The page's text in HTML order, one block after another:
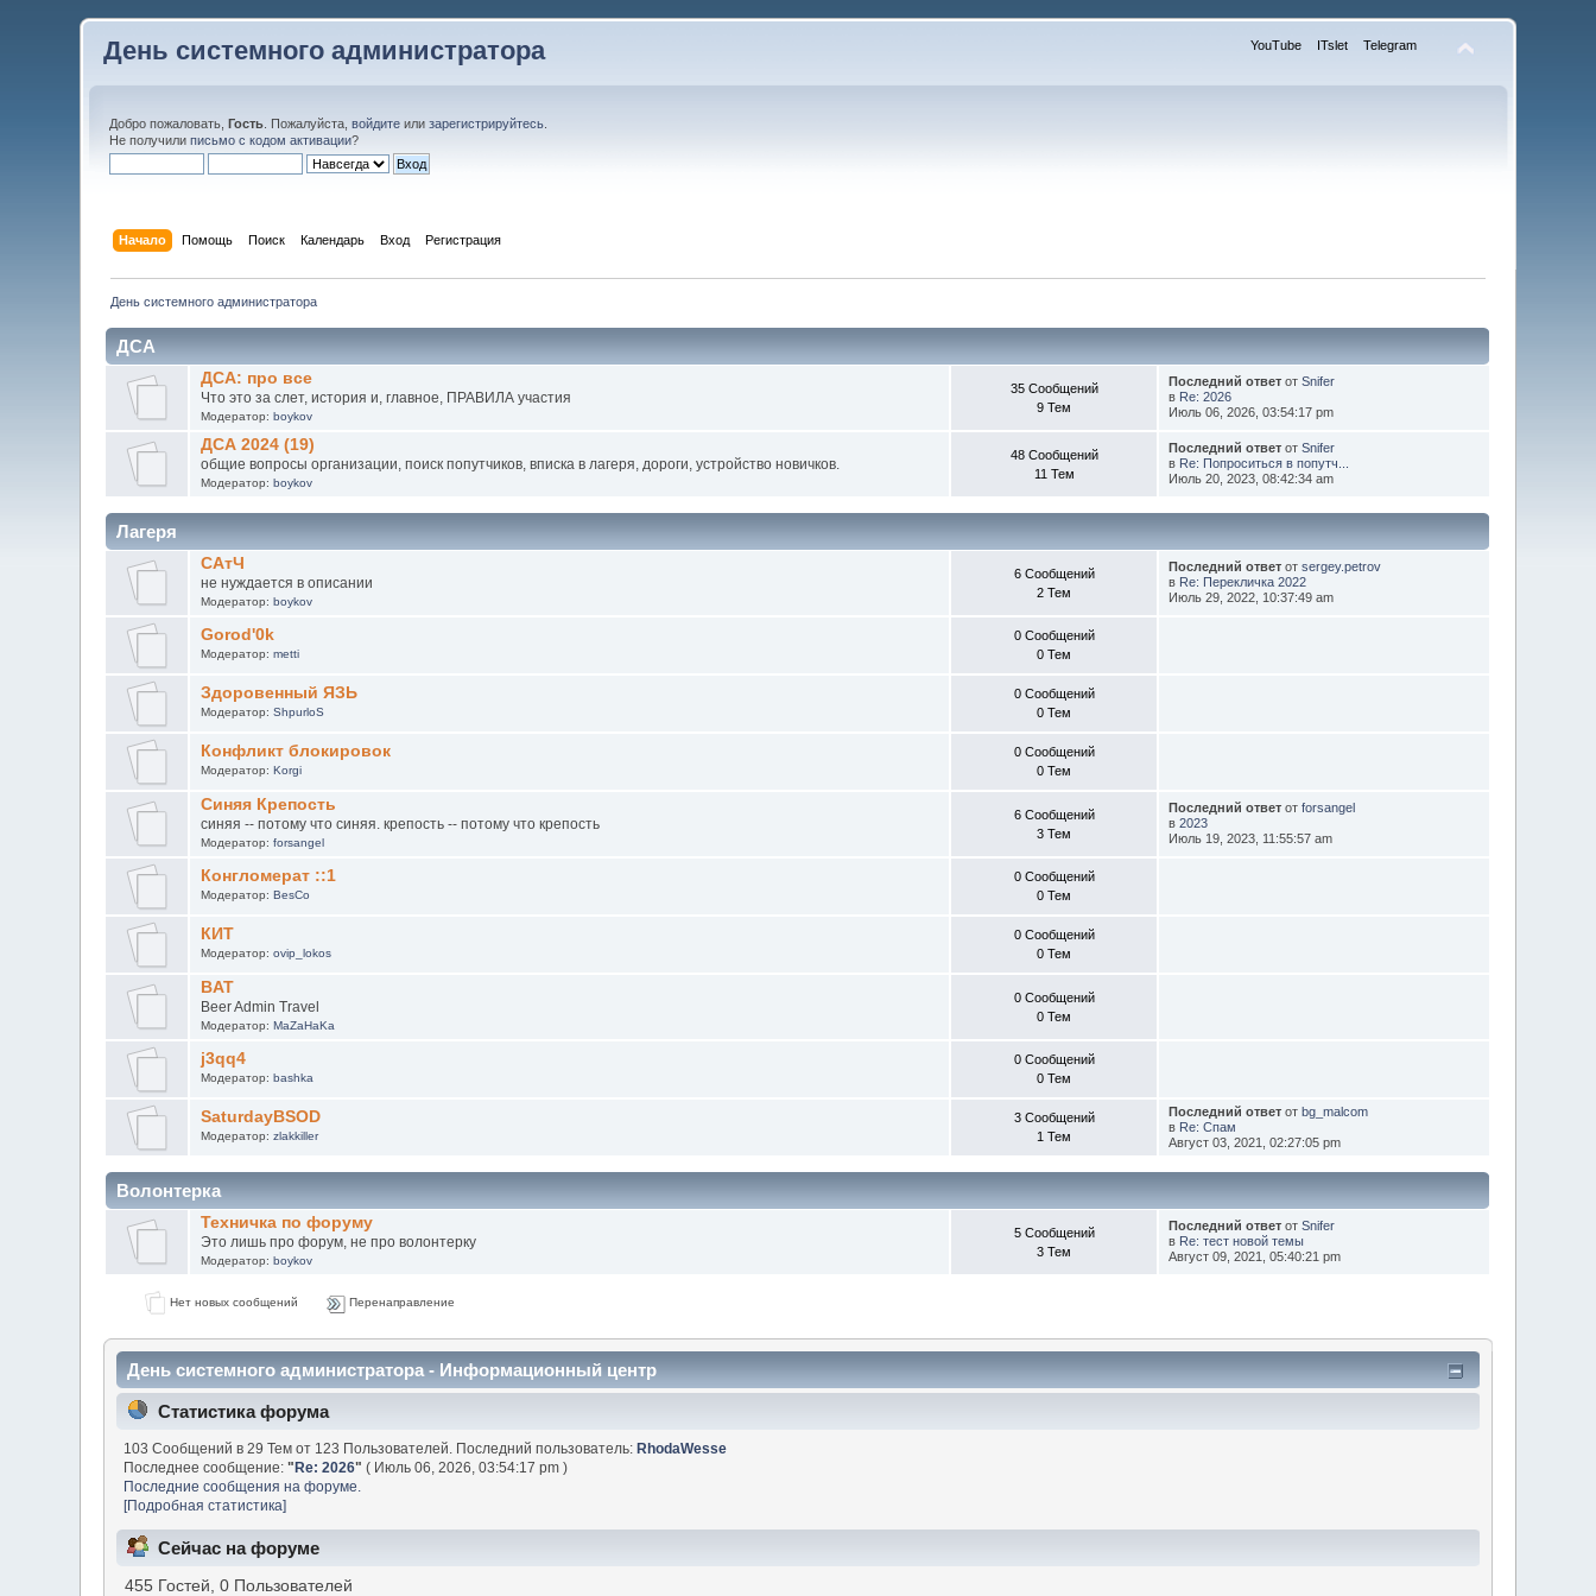
День системного администратора YouTube ITslet Telegram
Добро пожаловать,Гость . Пожалуйста,войдите илизарегистрируйтесь
Не получилиписьмо с кодом активации?
Начало Помощь Поиск Календарь Вход Регистрация
День системного администратора
ДСА
ДСА: про все
Что это за слет, история и, главное, ПРАВИЛА участия
Модератор: boykov
35 Сообщений
9 Тем
Последний ответот Snifer
в Re: 2026
Июль 06, 2026, 03:54:17 pm
ДСА 2024 (19)
общие вопросы организации, поиск попутчиков, вписка в лагеря, дороги, устройство новичков.
Модератор: boykov
48 Сообщений
11 Тем
Последний ответот Snifer
в Re: Попроситься в попутч...
Июль 20, 2023, 08:42:34 am
Лагеря
САтЧ
не нуждается в описании
Модератор: boykov
6 Сообщений
2 Тем
Последний ответот sergey.petrov
в Re: Перекличка 2022
Июль 29, 2022, 10:37:49 am
Gorod'0k
Модератор: metti
0 Сообщений
0 Тем
Здоровенный ЯЗЬ
Модератор: ShpurloS
0 Сообщений
0 Тем
Конфликт блокировок
Модератор: Korgi
0 Сообщений
0 Тем
Синяя Крепость
синяя -- потому что синяя. крепость -- потому что крепость
Модератор: forsangel
6 Сообщений
3 Тем
Последний ответот forsangel
в 2023
Июль 19, 2023, 11:55:57 am
Конгломерат ::1
Модератор: BesCo
0 Сообщений
0 Тем
КИТ
Модератор: ovip_lokos
0 Сообщений
0 Тем
BAT
Beer Admin Travel
Модератор: MaZaHaKa
0 Сообщений
0 Тем
j3qq4
Модератор: bashka
0 Сообщений
0 Тем
SaturdayBSOD
Модератор: zlakkiller
3 Сообщений
1 Тем
Последний ответот bg_malcom
в Re: Спам
Август 03, 2021, 02:27:05 pm
Волонтерка
Техничка по форуму
Это лишь про форум, не про волонтерку
Модератор: boykov
5 Сообщений
3 Тем
Последний ответот Snifer
в Re: тест новой темы
Август 09, 2021, 05:40:21 pm
Нет новых сообщений Перенаправление
День системного администратора - Информационный центр
Статистика форума
103 Сообщений в 29 Тем от 123 Пользователей. Последний пользователь:RhodaWesse
Последнее сообщение:"Re: 2026" ( Июль 06, 2026, 03:54:17 pm )
Последние сообщения на форуме.
[Подробная статистика]
Сейчас на форуме
455 Гостей, 0 Пользователей